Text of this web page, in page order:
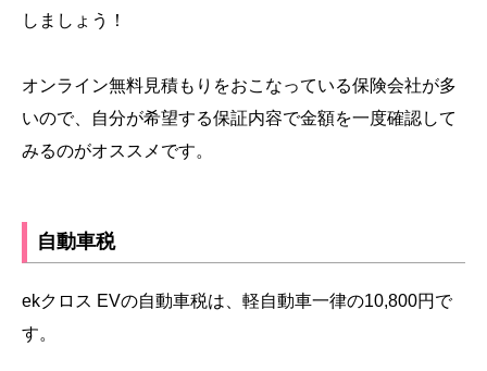
しましょう！
オンライン無料見積もりをおこなっている保険会社が多
いので、自分が希望する保証内容で金額を一度確認して
みるのがオススメです。
自動車税
ekクロス EVの自動車税は、軽自動車一律の10,800円で
す。